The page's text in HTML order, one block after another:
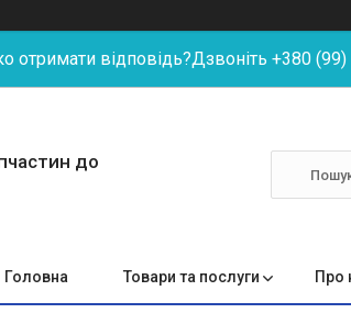
отримати відповідь?Дзвоніть +380
до
Головна Товари та послуги Про